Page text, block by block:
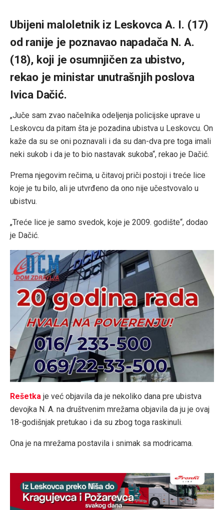
Ubijeni maloletnik iz Leskovca A. I. (17)
od ranije je poznavao napadača N. A.
(18), koji je osumnjičen za ubistvo,
rekao je ministar unutrašnjih poslova
Ivica Dačić.
„Juče sam zvao načelnika odeljenja policijske uprave u
Leskovcu da pitam šta je pozadina ubistva u Leskovcu. On
kaže da su se oni poznavali i da su dan-dva pre toga imali
neki sukob i da je to bio nastavak sukoba“, rekao je Dačić.
Prema njegovim rečima, u čitavoj priči postoji i treće lice
koje je tu bilo, ali je utvrđeno da ono nije učestvovalo u
ubistvu.
„Treće lice je samo svedok, koje je 2009. godište“, dodao
je Dačić.
Rešetka je već objavila da je nekoliko dana pre ubistva
devojka N. A. na društvenim mrežama objavila da ju je ovaj
18-godišnjak pretukao i da su zbog toga raskinuli.
Ona je na mrežama postavila i snimak sa modricama.